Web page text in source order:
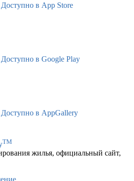
Доступно в App Store
Доступно в Google Play
Доступно в AppGallery
TM
жилья, официальный сайт,